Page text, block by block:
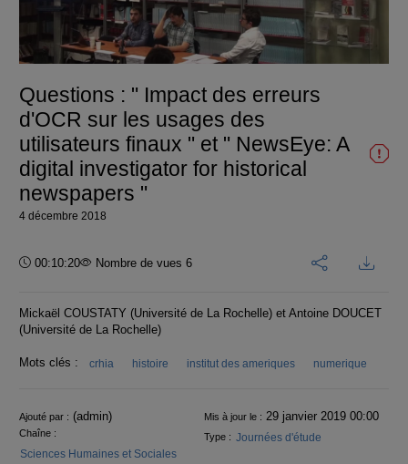
la
vidéo
Questions : " Impact des erreurs
d'OCR sur les usages des
utilisateurs finaux " et " NewsEye: A
digital investigator for historical
newspapers "
4 décembre 2018
Durée :
00:10:20 Nombre de vues 6
Mickaël COUSTATY (Université de La Rochelle) et Antoine DOUCET
(Université de La Rochelle)
Mots clés : crhia histoire institut des ameriques numerique
Informations
Ajouté par : (admin) Mis à jour le : 29 janvier 2019 00:00
Chaîne :
Sciences Humaines et Sociales
Type : Journées d'étude